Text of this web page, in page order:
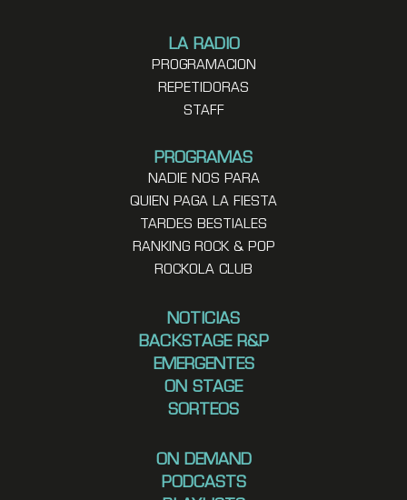
LA RADIO
PROGRAMACION
REPETIDORAS
STAFF
PROGRAMAS
NADIE NOS PARA
QUIEN PAGA LA FIESTA
TARDES BESTIALES
RANKING ROCK & POP
ROCKOLA CLUB
NOTICIAS
BACKSTAGE R&P
EMERGENTES
ON STAGE
SORTEOS
ON DEMAND
PODCASTS